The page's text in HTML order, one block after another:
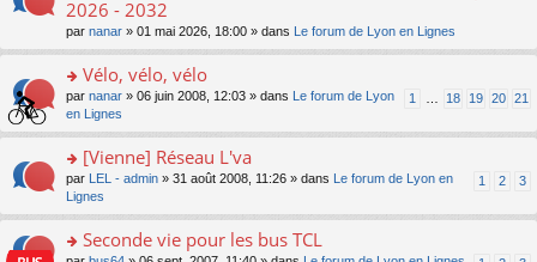
c
e
u
s
ré
c
e
nt
o
n
lu
pl
u
s
ré
c
e
nt
s
g
n
o
n
lu
pl
u
s
ré
c
e
m
e
s
s
g
o
n
lu
le
u
n
ult
er
le
m
e
s
a
g
e
n
o
n
2026 - 2032
par nanar » 01 mai 2026, 18:00 » dans Le forum de Lyon en Lignes
o
n
s
er
le
m
e
s
s
Vélo, vélo, vélo
1 18 19 20 21
par nanar » 06 juin 2008, 12:03 » dans
Le forum de Lyon
en Lignes
o
s
er
[Vienne] Réseau L'va
1 2 3
par LEL - admin » 31 août 2008, 11:26 » dans
Le forum de Lyon en
Lignes
Seconde vie pour les bus TCL